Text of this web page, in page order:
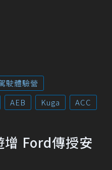
駛體驗營
AEB Kuga
ACC
Ford傳授安